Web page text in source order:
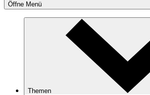
Öffne Menü
Themen